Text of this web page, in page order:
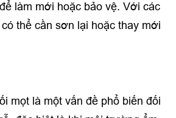
làm mới hoặc bảo vệ. Với các
thể cần sơn lại hoặc thay mới
mọt là một vấn đề phổ biến đối